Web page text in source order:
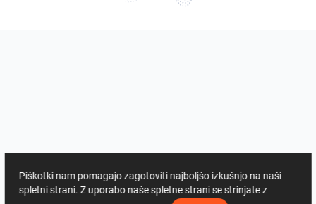
Piškotki nam pomagajo zagotoviti najboljšo izkušnjo na naši
spletni strani. Z uporabo naše spletne strani se strinjate z